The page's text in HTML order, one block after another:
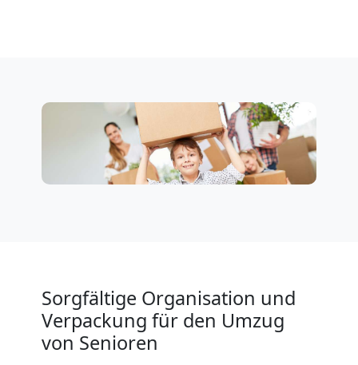
Sorgfältige Organisation und
Verpackung für den Umzug
von Senioren